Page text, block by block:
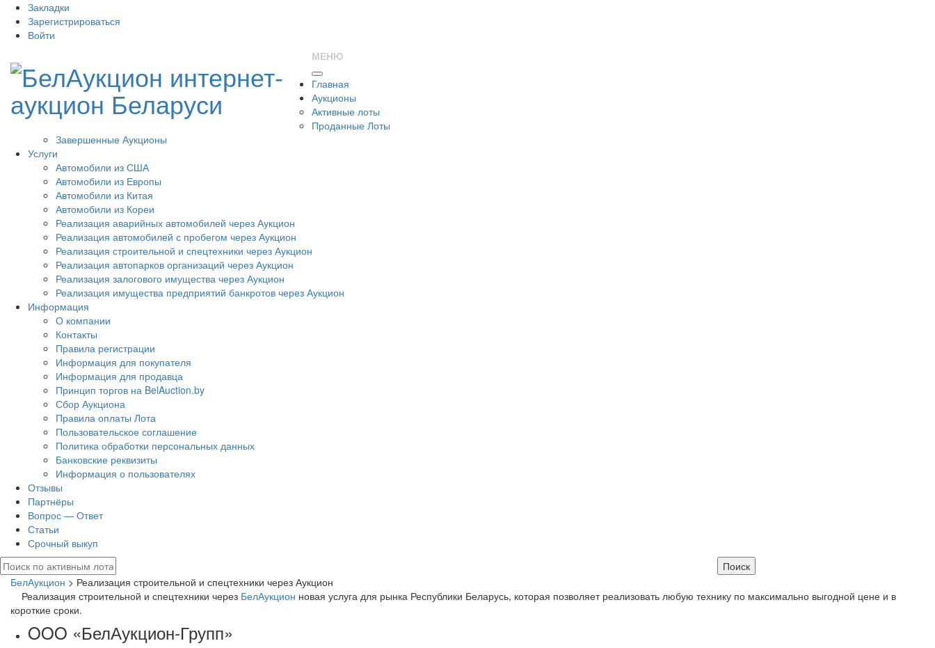
Закладки
Зарегистрироваться
Войти
МЕНЮ
Главная
Аукционы
Активные лоты
Проданные Лоты
Завершенные Аукционы
Услуги
Автомобили из США
Автомобили из Европы
Автомобили из Китая
Автомобили из Кореи
Реализация аварийных автомобилей через Аукцион
Реализация автомобилей с пробегом через Аукцион
Реализация строительной и спецтехники через Аукцион
Реализация автопарков организаций через Аукцион
Реализация залогового имущества через Аукцион
Реализация имущества предприятий банкротов через Аукцион
Информация
О компании
Контакты
Правила регистрации
Информация для покупателя
Информация для продавца
Принцип торгов на BelAuction.by
Сбор Аукциона
Правила оплаты Лота
Пользовательское соглашение
Политика обработки персональных данных
Банковские реквизиты
Информация о пользователях
Отзывы
Партнёры
Вопрос — Ответ
Статьи
Срочный выкуп
БелАукцион > Реализация строительной и спецтехники через Аукцион
Реализация строительной и спецтехники через БелАукцион новая услуга для рынка Республики Беларусь, которая позволяет реализовать любую технику по максимально выгодной цене и в
короткие сроки.
OOO «БелАукцион-Групп»